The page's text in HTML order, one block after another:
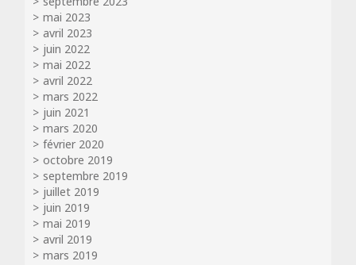
mai 2023
avril 2023
juin 2022
mai 2022
avril 2022
mars 2022
juin 2021
mars 2020
février 2020
octobre 2019
septembre 2019
juillet 2019
juin 2019
mai 2019
avril 2019
mars 2019